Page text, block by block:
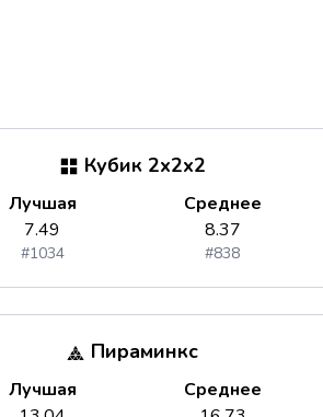
Кубик 2x2x2
Лучшая
7.49
#1034
Среднее
8.37
#838
Пираминкс
Лучшая
Среднее